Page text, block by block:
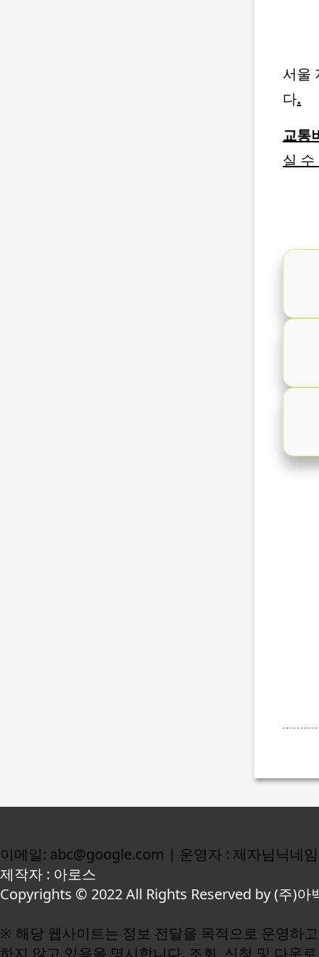
서울
다.
교통
실
이메일: abc@google.com | 운영자 : 제자님닉네임
제작자 : 아로스
Copyrights © 2022 All Rights Reserved by (주)아
※ 해당 웹사이트는 정보 전달을 목적으로 운영하
하지 않고 있음을 명시합니다. 조회, 신청 및 다운